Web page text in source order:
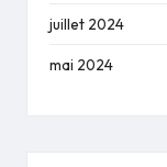
juillet 2024
mai 2024